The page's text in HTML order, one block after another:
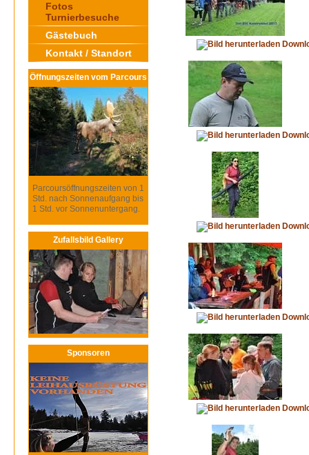
Fotos
Turnierbesuche
Gästebuch
Kontakt / Standort
Öffnungszeiten vom Parcours
Parcoursöffnungszeiten von 1
Std. nach Sonnenaufgang bis
1 Std. vor Sonnenuntergang.
Zufallsbild Gallery
Sponsoren